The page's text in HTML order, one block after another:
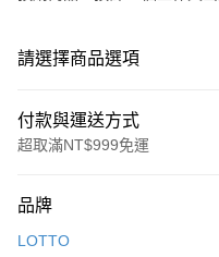
請選擇商品選項
付款與運送方式
超取滿NT$999免運
信用卡一次付款
品牌
LOTTO